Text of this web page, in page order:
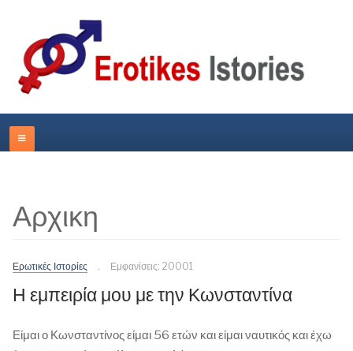
Αρχικη
Ερωτικές Ιστορίες Εμφανίσεις: 20001
Η εμπειρία μου με την Κωνσταντίνα
Είμαι ο Κωνσταντίνος είμαι 56 ετών και είμαι ναυτικός και έχω